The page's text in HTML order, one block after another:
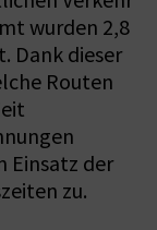
wurden 2,8
Dank dieser
Routen
Einsatz der
zu.